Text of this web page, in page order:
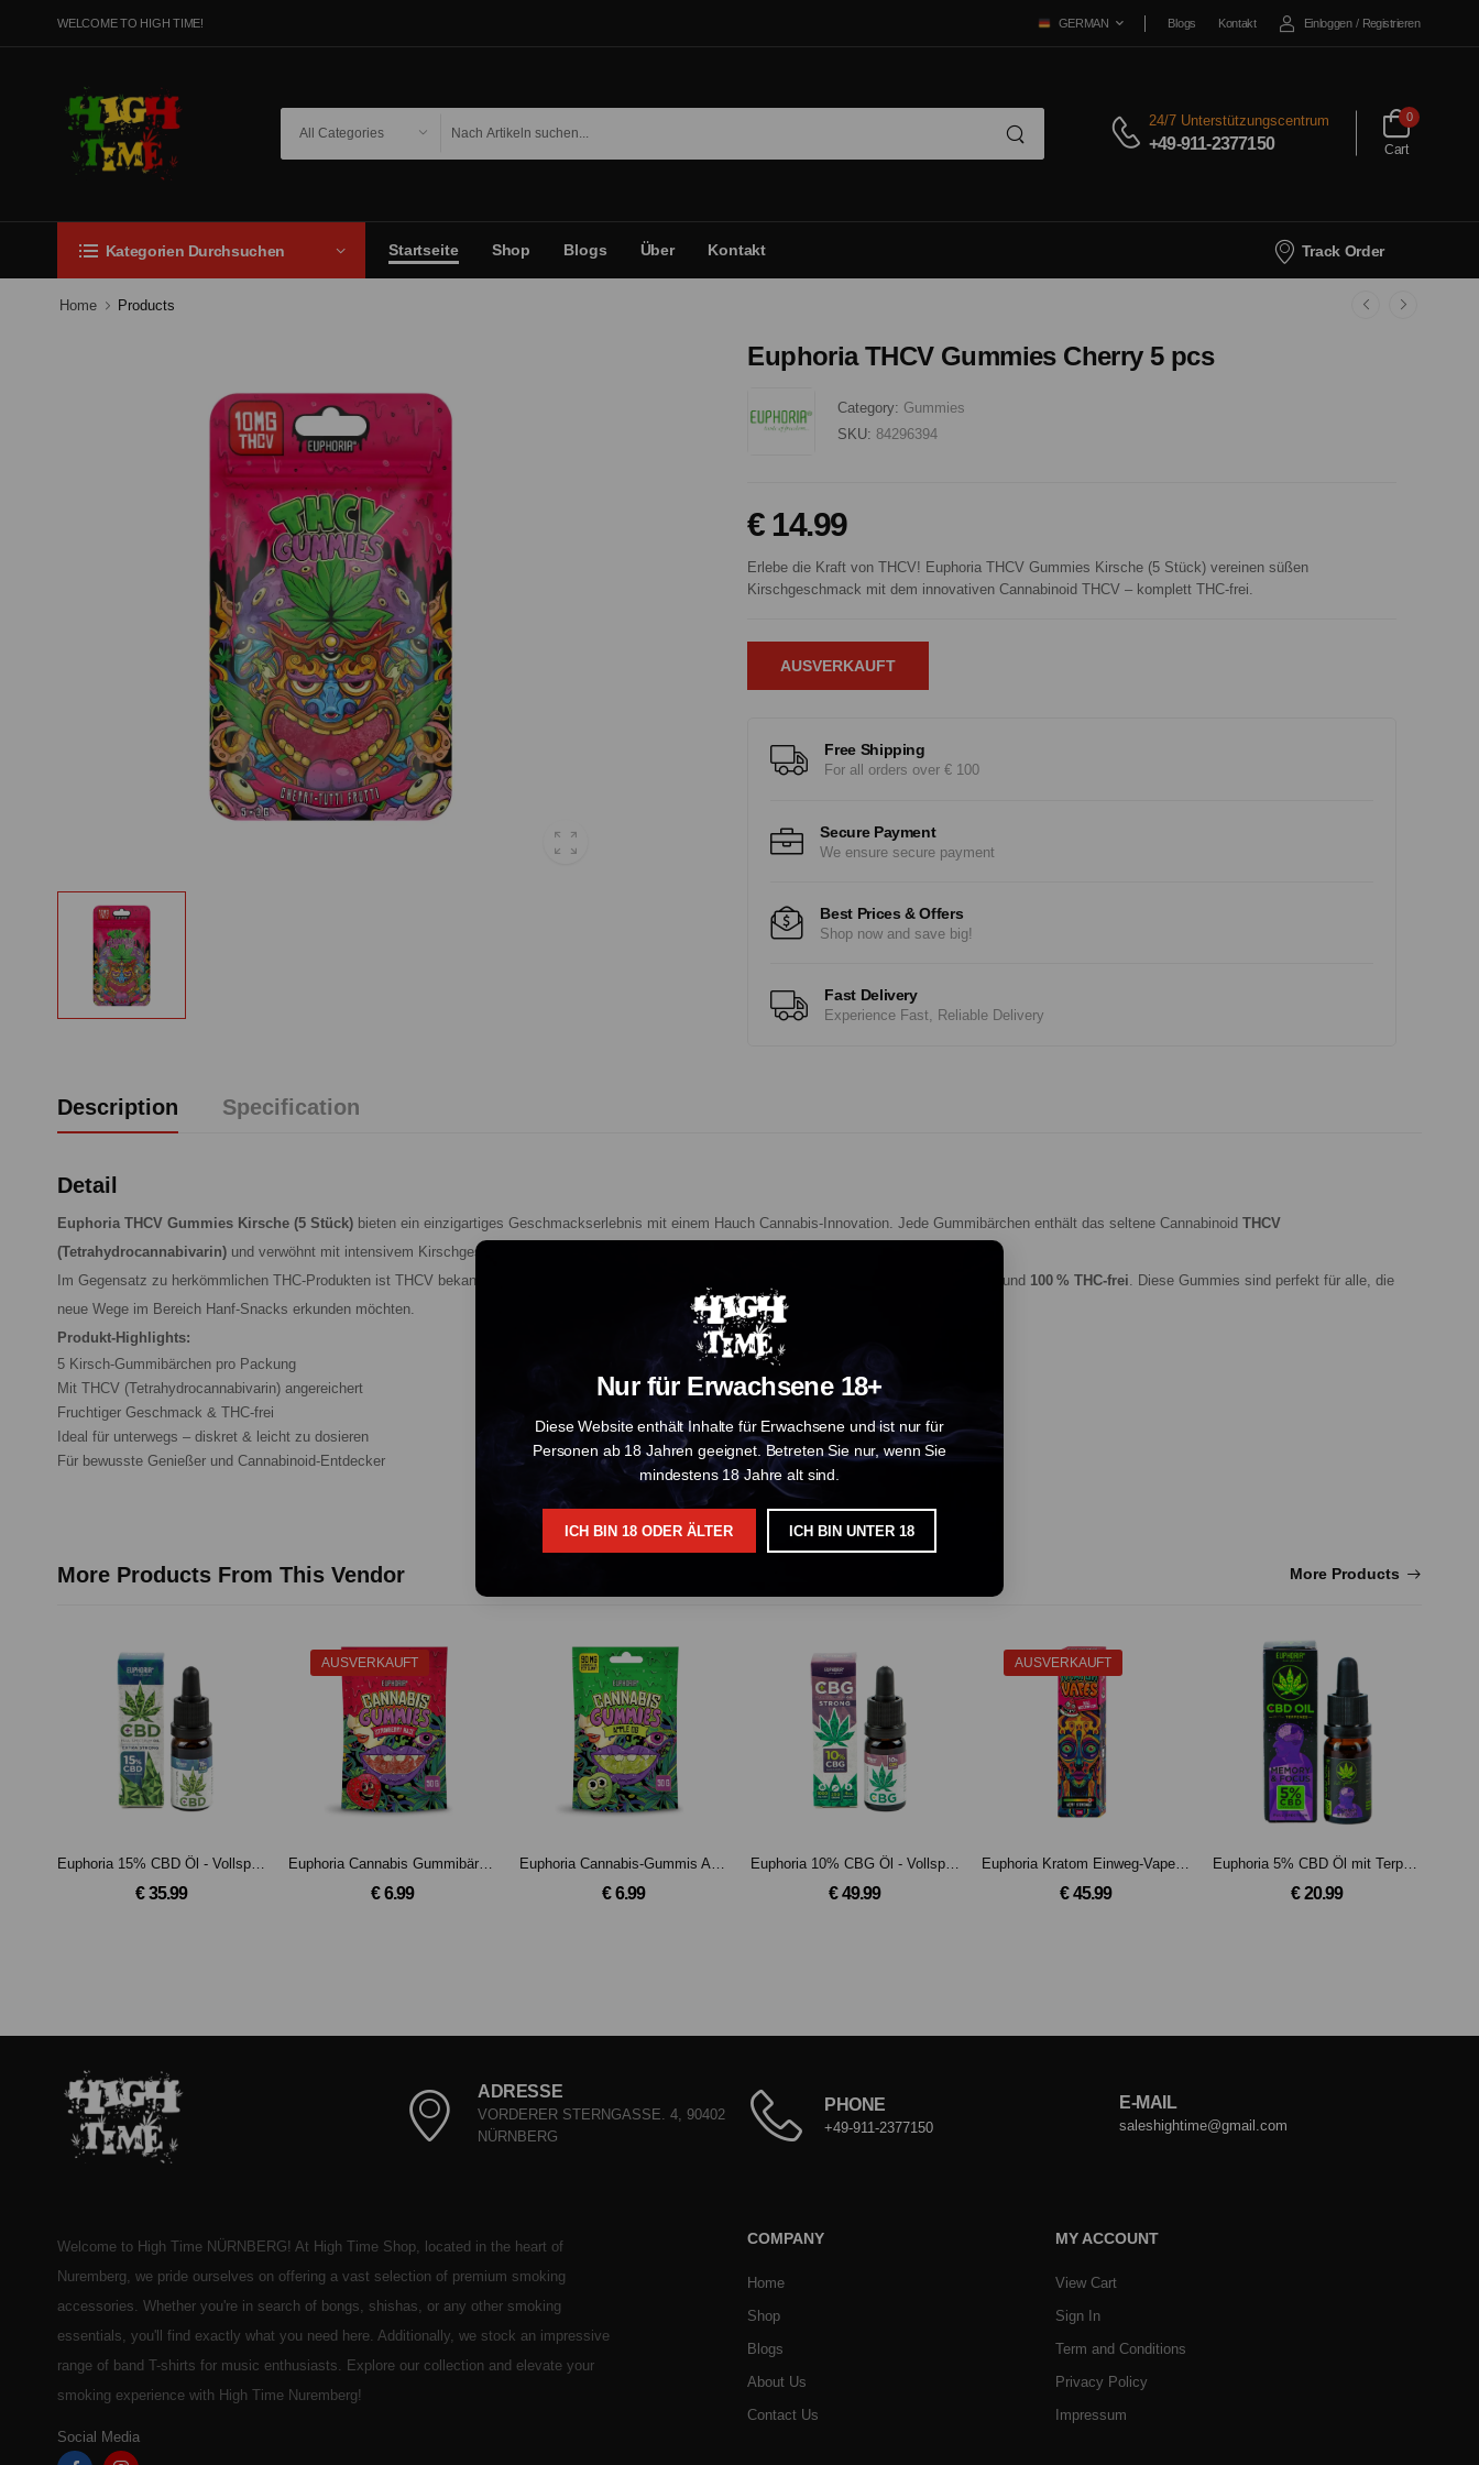
Nur für Erwachsene 18+
Diese Website enthält Inhalte für Erwachsene und ist nur für
Personen ab 18 Jahren geeignet. Betreten Sie nur, wenn Sie
mindestens 18 Jahre alt sind.
ICH BIN 18 ODER ÄLTER ICH BIN UNTER 18
WELCOME TO HIGH TIME! GERMAN Blogs Kontakt Einloggen / Registrieren
24/7 Unterstützungscentrum
+49-911-2377150
0
Cart
Kategorien Durchsuchen Startseite Shop Blogs Über Kontakt Track Order
Home Products
Euphoria THCV Gummies Cherry 5 pcs
Category: Gummies
SKU: 84296394
€ 14.99
Erlebe die Kraft von THCV! Euphoria THCV Gummies Kirsche (5 Stück) vereinen süßen
Kirschgeschmack mit dem innovativen Cannabinoid THCV – komplett THC-frei.
AUSVERKAUFT
Free Shipping
For all orders over € 100
Secure Payment
We ensure secure payment
Best Prices & Offers
Shop now and save big!
Fast Delivery
Experience Fast, Reliable Delivery
Description Specification
Detail
Euphoria THCV Gummies Kirsche (5 Stück) bieten ein einzigartiges Geschmackserlebnis mit einem Hauch Cannabis-Innovation. Jede Gummibärchen enthält das seltene Cannabinoid THCV
(Tetrahydrocannabivarin) und verwöhnt mit intensivem Kirschgeschmack.
Im Gegensatz zu herkömmlichen THC-Produkten ist THCV bekannt für seine klaren, fokussierenden Eigenschaften –
und 100 % THC-frei . Diese Gummies sind perfekt für alle, die
neue Wege im Bereich Hanf-Snacks erkunden möchten.
Produkt-Highlights:
5 Kirsch-Gummibärchen pro Packung
Mit THCV (Tetrahydrocannabivarin) angereichert
Fruchtiger Geschmack & THC-frei
Ideal für unterwegs – diskret & leicht zu dosieren
Für bewusste Genießer und Cannabinoid-Entdecker
More Products From This Vendor More Products
€ 35.99
AUSVERKAUFT
€ 6.99 € 6.99 € 49.99
AUSVERKAUFT
€ 45.99 € 20.99
ADRESSE
VORDERER STERNGASSE. 4, 90402
NÜRNBERG
PHONE
+49-911-2377150
E-MAIL
saleshightime@gmail.com
Welcome to High Time NÜRNBERG! At High Time Shop, located in the heart of
Nuremberg, we pride ourselves on offering a vast selection of premium smoking
accessories. Whether you're in search of bongs, shishas, or any other smoking
essentials, you'll find exactly what you need here. Additionally, we stock an impressive
range of band T-shirts for music enthusiasts. Explore our collection and elevate your
smoking experience with High Time Nuremberg!
Social Media
COMPANY
Home
Shop
Blogs
About Us
Contact Us
MY ACCOUNT
View Cart
Sign In
Term and Conditions
Privacy Policy
Impressum